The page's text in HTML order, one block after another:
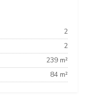
2
2
239 m²
84 m²